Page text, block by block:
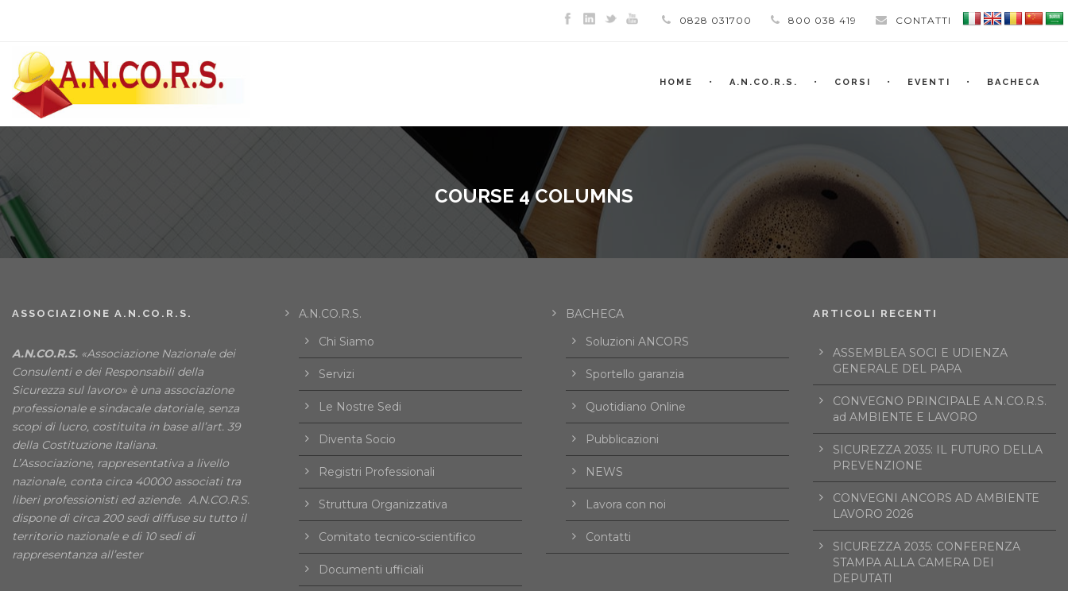
0828 031700 800 038 419 CONTATTI
HOME A.N.CO.R.S. CORSI EVENTI BACHECA
COURSE 4 COLUMNS
ASSOCIAZIONE A.N.CO.R.S.
A.N.CO.R.S. «Associazione Nazionale dei
Consulenti e dei Responsabili della
Sicurezza sul lavoro» è una associazione
professionale e sindacale datoriale, senza
scopi di lucro, costituita in base all’art. 39
della Costituzione Italiana.
L’Associazione, rappresentativa a livello
nazionale, conta circa 40000 associati tra
liberi professionisti ed aziende. A.N.CO.R.S.
dispone di circa 200 sedi diffuse su tutto il
territorio nazionale e di 10 sedi di
rappresentanza all’ester
A.N.CO.R.S.
Chi Siamo
Servizi
Le Nostre Sedi
Diventa Socio
Registri Professionali
Struttura Organizzativa
Comitato tecnico-scientifico
Documenti ufficiali
BACHECA
Soluzioni ANCORS
Sportello garanzia
Quotidiano Online
Pubblicazioni
NEWS
Lavora con noi
Contatti
ARTICOLI RECENTI
ASSEMBLEA SOCI E UDIENZA
GENERALE DEL PAPA
CONVEGNO PRINCIPALE A.N.CO.R.S.
ad AMBIENTE E LAVORO
SICUREZZA 2035: IL FUTURO DELLA
PREVENZIONE
CONVEGNI ANCORS AD AMBIENTE
LAVORO 2026
SICUREZZA 2035: CONFERENZA
STAMPA ALLA CAMERA DEI
DEPUTATI